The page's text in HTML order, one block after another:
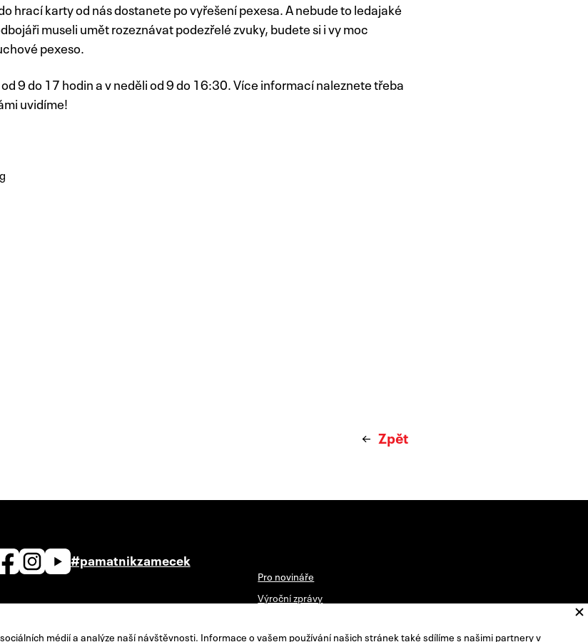
hrací karty od nás dostanete po vyřešení pexesa. A nebude to ledajaké
museli umět rozeznávat podezřelé zvuky, budete si i vy moc
pexeso.
9 do 17 hodin a v neděli od 9 do 16:30. Více informací naleznete třeba
uvidíme!
Zpět
#pamatnikzamecek
732 895 221
Pro novináře
Výroční zprávy
Poradní sbor ředitele
médií a analýze naší návštěvnosti. Informace o vašem používání našich stránek také sdílíme s našimi partnery v